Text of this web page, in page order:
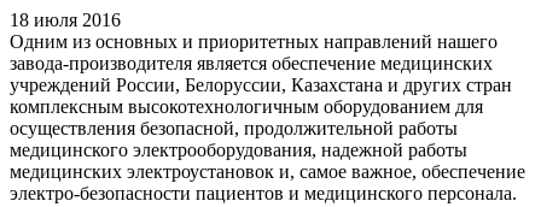
18 июля 2016
Одним из основных и приоритетных направлений нашего
завода-производителя является обеспечение медицинских
учреждений России, Белоруссии, Казахстана и других стран
комплексным высокотехнологичным оборудованием для
осуществления безопасной, продолжительной работы
медицинского электрооборудования, надежной работы
медицинских электроустановок и, самое важное, обеспечение
электро-безопасности пациентов и медицинского персонала.